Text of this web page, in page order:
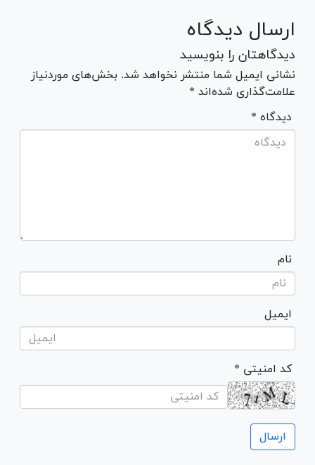
ارسال دیدگاه
دیدگاهتان را بنویسید
نشانی ایمیل شما منتشر نخواهد شد. بخش‌های موردنیاز
علامت‌گذاری شده‌اند *
* دیدگاه
نام
ایمیل
* کد امنیتی